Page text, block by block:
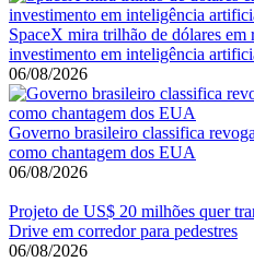
SpaceX mira trilhão de dólares em
investimento em inteligência
06/08/2026
Governo brasileiro classifica
como chantagem dos EUA
06/08/2026
Projeto de US$ 20 milhões quer
Drive em corredor para pedestres
06/08/2026